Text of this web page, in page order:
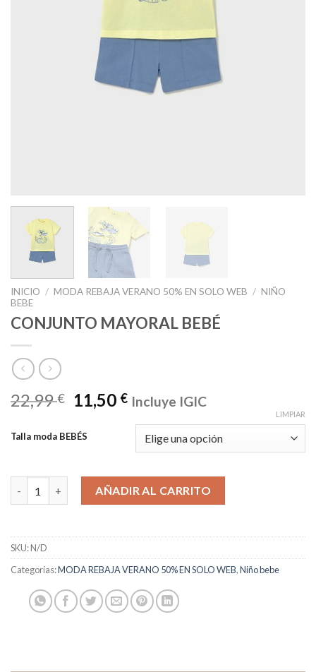
INICIO / MODA REBAJA VERANO 50% EN SOLO WEB / NIÑO
BEBE
CONJUNTO MAYORAL BEBÉ
22,99€ 11,50 € Incluye IGIC
Talla moda BEBÉS
LIMPIAR
CONJUNTO MAYORAL BEBÉ cantidad
AÑADIR AL CARRITO
SKU:N/D
Categorías:MODA REBAJA VERANO 50% EN SOLO WEB,Niño bebe